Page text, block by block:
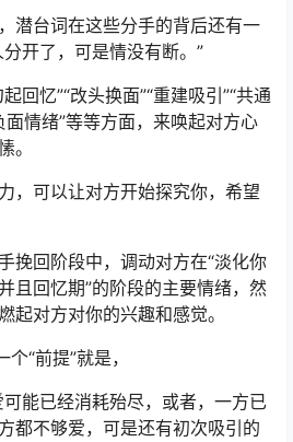
潜台词在这些分手的背后还有一
开了，可是情没有断。”
回忆”“改头换面”“重建吸引”“共通
面情绪”等等方面，来唤起对方心
。
，可以让对方开始探究你，希望
挽回阶段中，调动对方在“淡化你
且回忆期”的阶段的主要情绪，然
起对方对你的兴趣和感觉。
“前提”就是，
能已经消耗殆尽，或者，一方已
都不够爱，可是还有初次吸引的